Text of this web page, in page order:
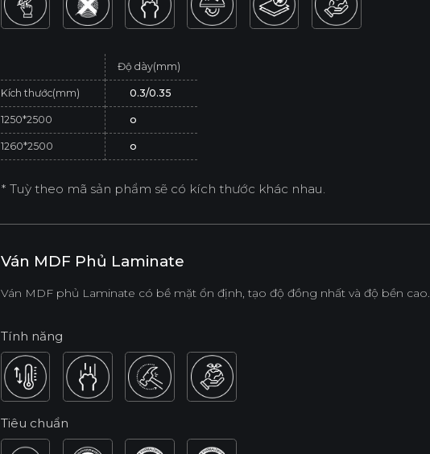
Độ dày(mm)
Kích thước(mm) 0.3/0.35
1250*2500 o
1260*2500 o
* Tuỳ theo mã sản phẩm sẽ có kích thước khác nhau.
Ván MDF Phủ Laminate
Ván MDF phủ Laminate có bề mặt ổn định, tạo độ đồng nhất và độ bền cao.
Tính năng
Tiêu chuẩn